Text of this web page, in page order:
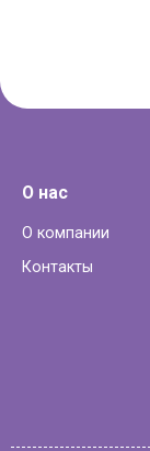
О нас
О компании
Контакты